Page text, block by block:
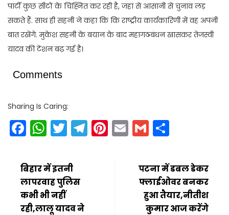
पार्टी कुछ सीटों के चिह्नित कर रही है, जहां से आसानी से चुनाव लड़
सकते हैं. साथ ही सहनी ने कहा कि कि राष्ट्रीय कार्यकारिणी में वह अपनी
बात रखेंगे. मुकेश सहनी के बयान के बाद महागठबंधन खासकर तेजस्वी
यादव की टेंशन बढ़ गई है।
Comments
Sharing Is Caring:
Facebook
WhatsApp
Twitter
Telegram
Pinterest
EmailGmail
बिहार में इतनी
लापरवाह पुलिस
कभी भी नहीं
रही,लालू यादव ने
पटना में डबल डेकर
फ्लाईओवर बनकर
हुआ तैयार,नीतीश
कुमार आज करेंगे